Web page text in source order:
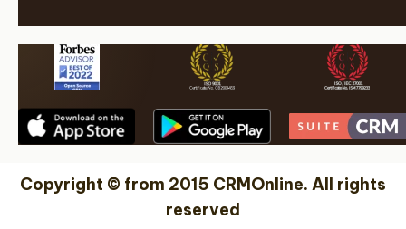
Copyright © from 2015 CRMOnline. All rights
reserved